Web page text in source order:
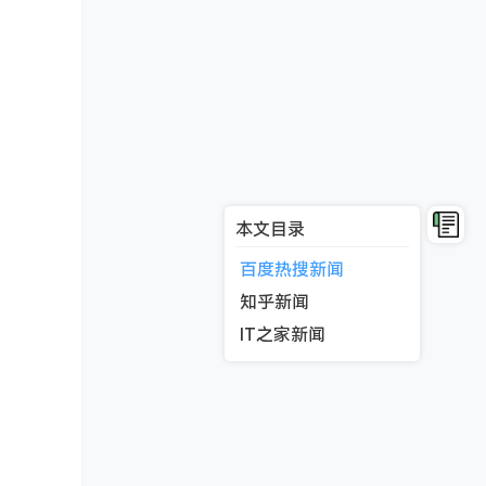
本文目录
百度热搜新闻
知乎新闻
IT之家新闻